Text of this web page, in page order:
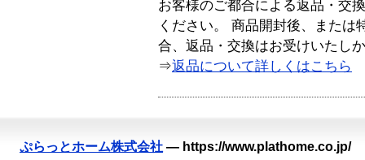
お客様のご都合による返品・交
ください。 商品開封後、または
合、返品・交換はお受けいたし
⇒返品について詳しくはこちら
ぷらっとホーム株式会社 — https://www.plathome.co.jp/